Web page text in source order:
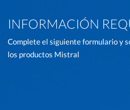
INFORMACIÓN
Complete el siguiente formulario y
los productos Mistral